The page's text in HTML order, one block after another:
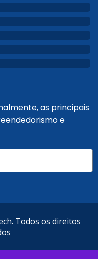
as principais
e
Todos os direitos